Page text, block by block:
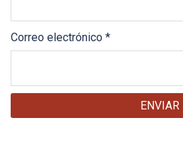
Correo electrónico *